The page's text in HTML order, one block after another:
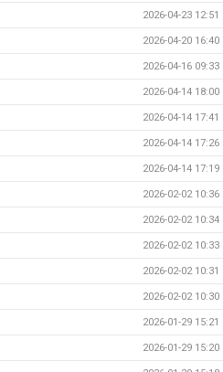
2026-04-23 12:51
2026-04-20 16:40
2026-04-16 09:33
2026-04-14 18:00
2026-04-14 17:41
2026-04-14 17:26
2026-04-14 17:19
2026-02-02 10:36
2026-02-02 10:34
2026-02-02 10:33
2026-02-02 10:31
2026-02-02 10:30
2026-01-29 15:21
2026-01-29 15:20